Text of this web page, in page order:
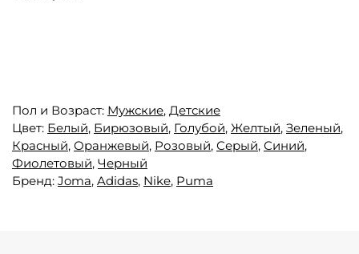
Пол и Возраст: Мужские, Детские
Цвет: Белый, Бирюзовый, Голубой, Желтый, Зеленый,
Красный, Оранжевый, Розовый, Серый, Синий,
Фиолетовый, Черный
Бренд: Joma, Adidas, Nike, Puma